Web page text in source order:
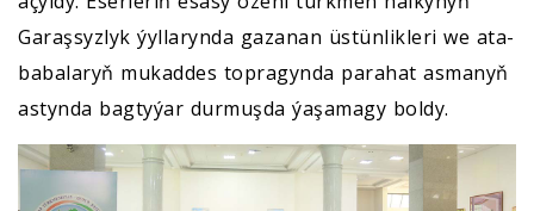
Garaşsyzlyk ýyllarynda gazanan üstünlikleri we ata-
babalaryň mukaddes topragynda parahat asmanyň
astynda bagtyýar durmuşda ýaşamagy boldy.